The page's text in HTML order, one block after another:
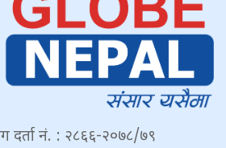
दर्ता नं. : २८६६-२०७८/७९